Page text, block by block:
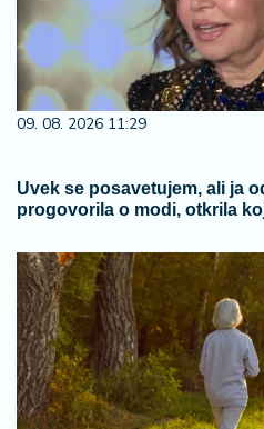
09. 08. 2026 11:29
Uvek se posavetujem, ali ja
progovorila o modi, otkrila